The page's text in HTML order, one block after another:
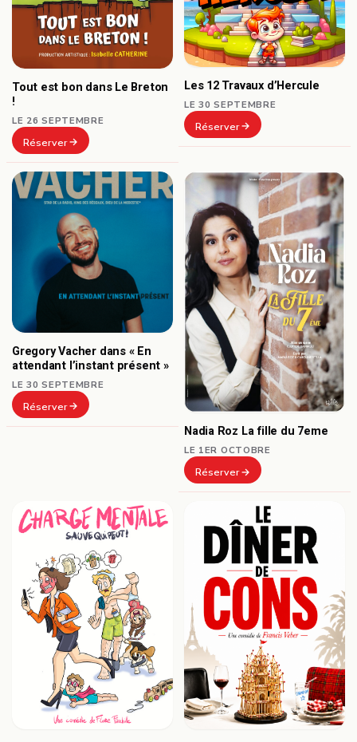
Tout est bon dans Le Breton
!
LE 26 SEPTEMBRE
Réserver
Les 12 Travaux d’Hercule
LE 30 SEPTEMBRE
Réserver
Gregory Vacher dans « En
attendant l’instant présent »
LE 30 SEPTEMBRE
Réserver
Nadia Roz La fille du 7eme
LE 1ER OCTOBRE
Réserver